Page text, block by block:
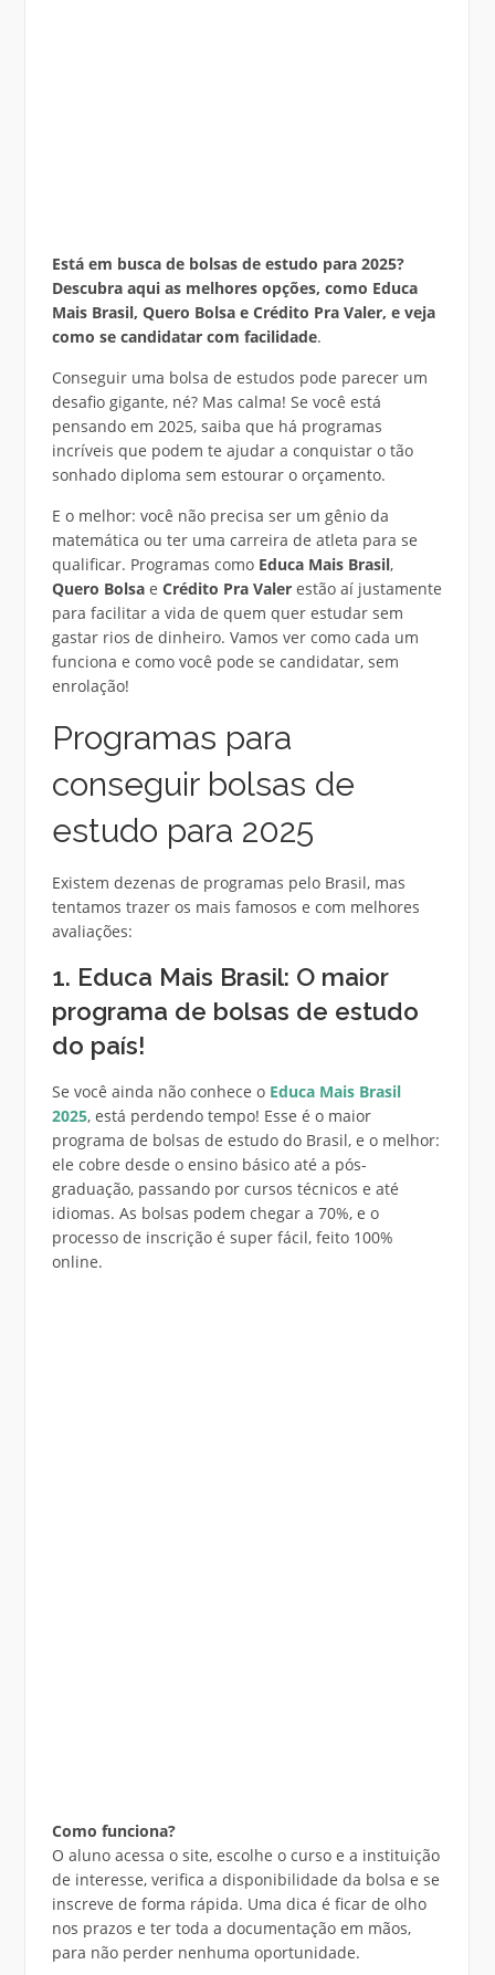
Está em busca de bolsas de estudo para 2025?
Descubra aqui as melhores opções, como Educa
Mais Brasil, Quero Bolsa e Crédito Pra Valer, e veja
como se candidatar com facilidade.
Conseguir uma bolsa de estudos pode parecer um
desafio gigante, né? Mas calma! Se você está
pensando em 2025, saiba que há programas
incríveis que podem te ajudar a conquistar o tão
sonhado diploma sem estourar o orçamento.
E o melhor: você não precisa ser um gênio da
matemática ou ter uma carreira de atleta para se
qualificar. Programas como Educa Mais Brasil,
Quero Bolsae Crédito Pra Valerestão aí justamente
para facilitar a vida de quem quer estudar sem
gastar rios de dinheiro. Vamos ver como cada um
funciona e como você pode se candidatar, sem
enrolação!
Programas para
conseguir bolsas de
estudo para 2025
Existem dezenas de programas pelo Brasil, mas
tentamos trazer os mais famosos e com melhores
avaliações:
1. Educa Mais Brasil: O maior
programa de bolsas de estudo
do país!
Se você ainda não conhece o Educa Mais Brasil
2025, está perdendo tempo! Esse é o maior
programa de bolsas de estudo do Brasil, e o melhor:
ele cobre desde o ensino básico até a pós-
graduação, passando por cursos técnicos e até
idiomas. As bolsas podem chegar a 70%, e o
processo de inscrição é super fácil, feito 100%
online.
Como funciona?
O aluno acessa o site, escolhe o curso e a instituição
de interesse, verifica a disponibilidade da bolsa e se
inscreve de forma rápida. Uma dica é ficar de olho
nos prazos e ter toda a documentação em mãos,
para não perder nenhuma oportunidade.